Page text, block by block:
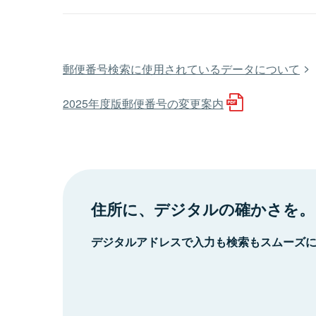
郵便番号検索に使用されているデータについて
2025年度版郵便番号の変更案内
住所に、デジタルの確かさを。
デジタルアドレスで入力も検索もスムーズ